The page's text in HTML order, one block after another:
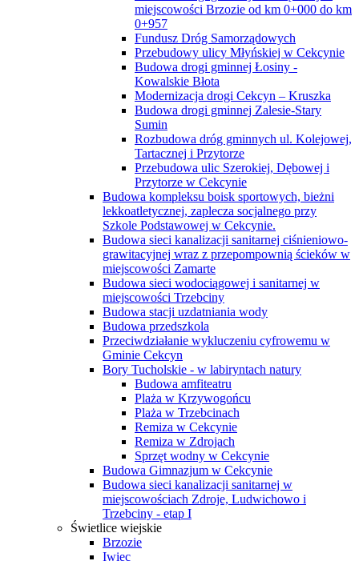
miejscowości Brzozie od km 0+000 do km
0+957
Fundusz Dróg Samorządowych
Przebudowy ulicy Młyńskiej w Cekcynie
Budowa drogi gminnej Łosiny -
Kowalskie Błota
Modernizacja drogi Cekcyn – Kruszka
Budowa drogi gminnej Zalesie-Stary
Sumin
Rozbudowa dróg gminnych ul. Kolejowej,
Tartacznej i Przytorze
Przebudowa ulic Szerokiej, Dębowej i
Przytorze w Cekcynie
Budowa kompleksu boisk sportowych, bieżni
lekkoatletycznej, zaplecza socjalnego przy
Szkole Podstawowej w Cekcynie.
Budowa sieci kanalizacji sanitarnej ciśnieniowo-
grawitacyjnej wraz z przepompownią ścieków w
miejscowości Zamarte
Budowa sieci wodociągowej i sanitarnej w
miejscowości Trzebciny
Budowa stacji uzdatniania wody
Budowa przedszkola
Przeciwdziałanie wykluczeniu cyfrowemu w
Gminie Cekcyn
Bory Tucholskie - w labiryntach natury
Budowa amfiteatru
Plaża w Krzywogońcu
Plaża w Trzebcinach
Remiza w Cekcynie
Remiza w Zdrojach
Sprzęt wodny w Cekcynie
Budowa Gimnazjum w Cekcynie
Budowa sieci kanalizacji sanitarnej w
miejscowościach Zdroje, Ludwichowo i
Trzebciny - etap I
Świetlice wiejskie
Brzozie
Iwiec